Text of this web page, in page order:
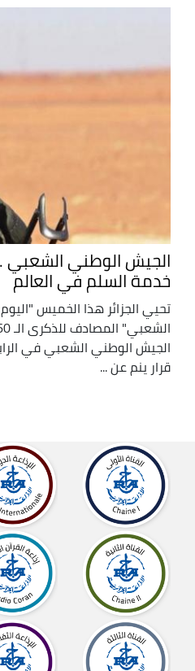
الجيش الوطني الشعبي
خدمة السلم في العالم
تحيي الجزائر هذا الخميس
قرار ينم عن ...